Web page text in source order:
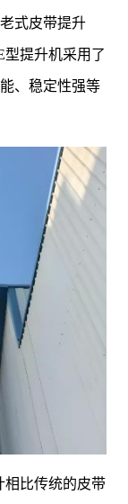
式皮带提升
提升机采用了
、稳定性强等
相比传统的皮带